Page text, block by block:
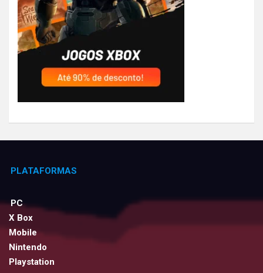
PLATAFORMAS
PC
X Box
Mobile
Nintendo
Playstation